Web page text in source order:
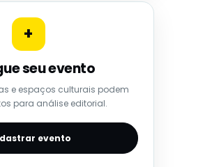
+
seu evento
e espaços culturais podem
para análise editorial.
evento